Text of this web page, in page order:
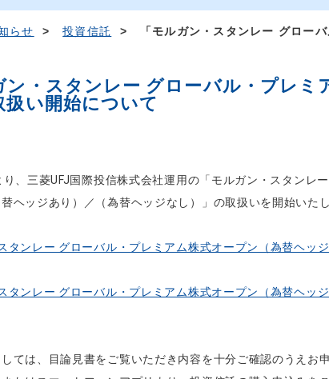
らせ >投資信託 > 「モルガン・スタンレー グローバ
ン・スタンレー グローバル・プレミ
扱い開始について
、三菱UFJ国際投信株式会社運用の「モルガン・スタンレ
ヘッジあり）／（為替ヘッジなし）」の取扱いを開始いたし
タンレー グローバル・プレミアム株式オープン（為替ヘッジ
タンレー グローバル・プレミアム株式オープン（為替ヘッジ
ては、目論見書をご覧いただき内容を十分ご確認のうえお